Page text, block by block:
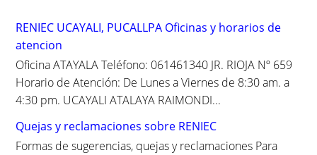
o
r
:
RENIEC UCAYALI, PUCALLPA Oficinas y horarios de
atencion
Oficina ATAYALA Teléfono: 061461340 JR. RIOJA Nº 659
Horario de Atención: De Lunes a Viernes de 8:30 am. a
4:30 pm. UCAYALI ATALAYA RAIMONDI...
Quejas y reclamaciones sobre RENIEC
Formas de sugerencias, quejas y reclamaciones Para